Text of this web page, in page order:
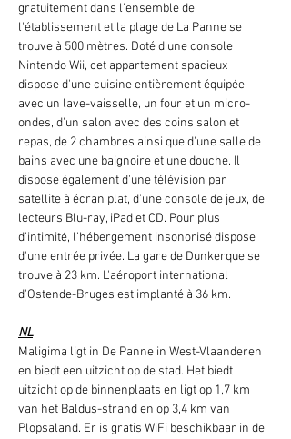
gratuitement dans l'ensemble de
l'établissement et la plage de La Panne se
trouve à 500 mètres. Doté d'une console
Nintendo Wii, cet appartement spacieux
dispose d'une cuisine entièrement équipée
avec un lave-vaisselle, un four et un micro-
ondes, d'un salon avec des coins salon et
repas, de 2 chambres ainsi que d'une salle de
bains avec une baignoire et une douche. Il
dispose également d'une télévision par
satellite à écran plat, d'une console de jeux, de
lecteurs Blu-ray, iPad et CD. Pour plus
d'intimité, l'hébergement insonorisé dispose
d'une entrée privée. La gare de Dunkerque se
trouve à 23 km. L'aéroport international
d'Ostende-Bruges est implanté à 36 km.
NL
Maligima ligt in De Panne in West-Vlaanderen
en biedt een uitzicht op de stad. Het biedt
uitzicht op de binnenplaats en ligt op 1,7 km
van het Baldus-strand en op 3,4 km van
Plopsaland. Er is gratis WiFi beschikbaar in de